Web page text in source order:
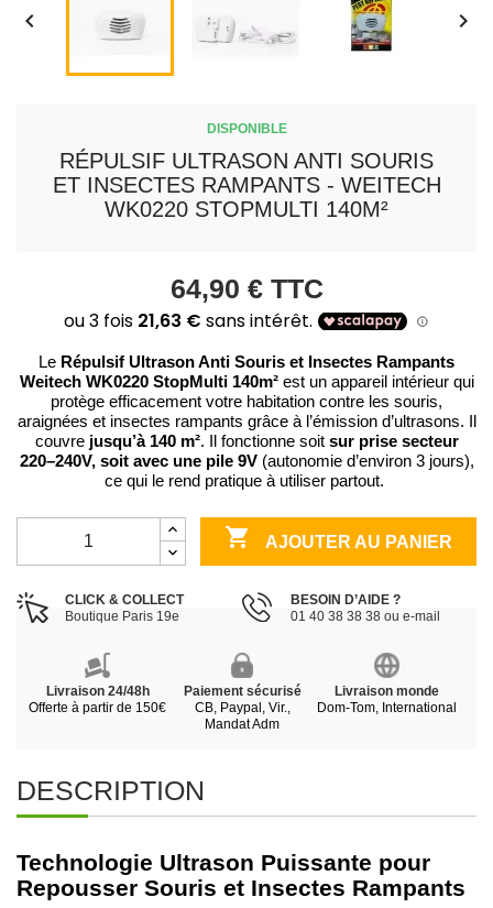
 
DISPONIBLE
RÉPULSIF ULTRASON ANTI SOURIS
ET INSECTES RAMPANTS - WEITECH
WK0220 STOPMULTI 140M²
64,90 € TTC
Le Répulsif Ultrason Anti Souris et Insectes Rampants
Weitech WK0220 StopMulti 140m²est un appareil intérieur qui
protège efficacement votre habitation contre les souris,
araignées et insectes rampants grâce à l’émission d’ultrasons. Il
couvre jusqu’à 140 m². Il fonctionne soit sur prise secteur
220–240V, soit avec une pile 9V(autonomie d’environ 3 jours),
ce qui le rend pratique à utiliser partout.
 AJOUTER AU PANIER
CLICK & COLLECT
Boutique Paris 19e
BESOIN D’AIDE ?
01 40 38 38 38 ou e-mail
Livraison 24/48h
Offerte à partir de 150€
Paiement sécurisé
CB, Paypal, Vir.,
Mandat Adm
Livraison monde
Dom-Tom, International
DESCRIPTION
Technologie Ultrason Puissante pour
Repousser Souris et Insectes Rampants